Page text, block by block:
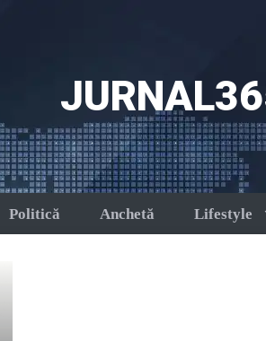
Politică Anchetă Lifestyle